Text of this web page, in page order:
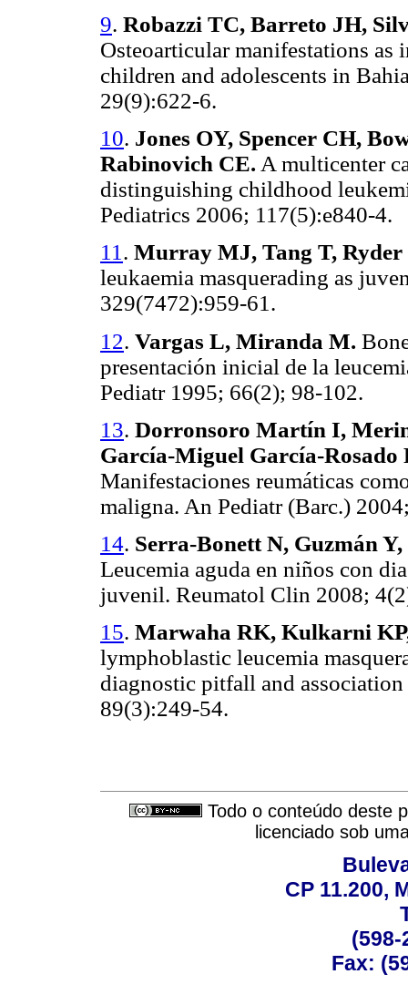
9. Robazzi TC, Barreto JH,
Osteoarticular manifestations
children and adolescents in
29(9):622-6.
10. Jones OY, Spencer CH,
Rabinovich CE. A multicenter
distinguishing childhood
Pediatrics 2006; 117(5):e840-4.
11. Murray MJ, Tang T,
leukaemia masquerading as
329(7472):959-61.
12. Vargas L, Miranda M.
presentación inicial de la
Pediatr 1995; 66(2); 98-102.
13. Dorronsoro Martín I,
García-Miguel García-Rosado
Manifestaciones reumáticas
maligna. An Pediatr (Barc.)
14. Serra-Bonett N, Guzmán
Leucemia aguda en niños con
juvenil. Reumatol Clin 2008;
15. Marwaha RK, Kulkarni
lymphoblastic leucemia
diagnostic pitfall and
89(3):249-54.
Todo o conteúdo deste
licenciado sob
CP 11.200,
(598-
Fax: